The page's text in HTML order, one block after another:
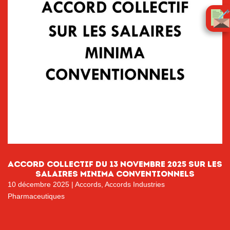
ACCORD COLLECTIF DU 13 NOVEMBRE 2025 SUR LES
SALAIRES MINIMA CONVENTIONNELS
10 décembre 2025 | Accords Accords Industries
Pharmaceutiques